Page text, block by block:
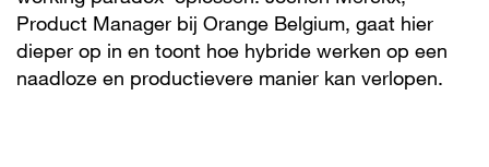
Product Manager bij Orange Belgium, gaat hier
dieper op in en toont hoe hybride werken op een
naadloze en productievere manier kan verlopen.